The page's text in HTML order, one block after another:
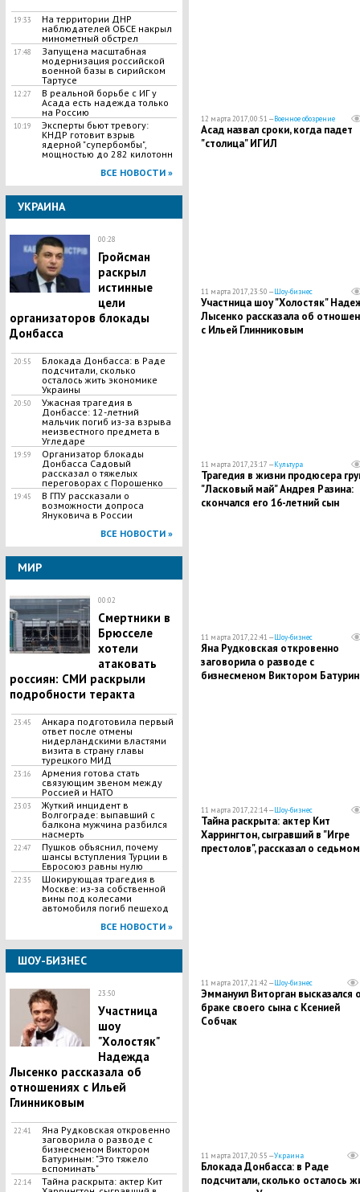
19:33
На территории ДНР
наблюдателей ОБСЕ накрыл
минометный обстрел
17:48
Запущена масштабная
модернизация российской
военной базы в сирийском
Тартусе
12:27
В реальной борьбе с ИГ у
Асада есть надежда только
на Россию
10:19
Эксперты бьют тревогу:
КНДР готовит взрыв
ядерной "супербомбы",
мощностью до 282 килотонн
ВСЕ НОВОСТИ »
УКРАИНА
00:28
Гройсман
раскрыл
истинные
цели
организаторов блокады
Донбасса
20:55
Блокада Донбасса: в Раде
подсчитали, сколько
осталось жить экономике
Украины
20:50
​Ужасная трагедия в
Донбассе: 12-летний
мальчик погиб из-за взрыва
неизвестного предмета в
Угледаре
19:59
Организатор блокады
Донбасса Садовый
рассказал о тяжелых
переговорах с Порошенко
19:45
В ГПУ рассказали о
возможности допроса
Януковича в России
ВСЕ НОВОСТИ »
МИР
00:02
Смертники в
Брюсселе
хотели
атаковать
россиян: СМИ раскрыли
подробности теракта
23:45
Анкара подготовила первый
ответ после отмены
нидерландскими властями
визита в страну главы
турецкого МИД
23:16
Армения готова стать
связующим звеном между
Россией и НАТО
23:03
​Жуткий инцидент в
Волгограде: выпавший с
балкона мужчина разбился
насмерть
22:47
Пушков объяснил, почему
шансы вступления Турции в
Евросоюз равны нулю
22:35
​Шокирующая трагедия в
Москве: из-за собственной
вины под колесами
автомобиля погиб пешеход
ВСЕ НОВОСТИ »
ШОУ-БИЗНЕС
23:50
Участница
шоу
"Холостяк"
Надежда
Лысенко рассказала об
отношениях с Ильей
Глинниковым
22:41
Яна Рудковская откровенно
заговорила о разводе с
бизнесменом Виктором
Батуриным: "Это тяжело
вспоминать"
22:14
Тайна раскрыта: актер Кит
12 марта 2017, 00:51 —Военное обозрение
Асад назвал сроки, когда падет
"столица" ИГИЛ
11 марта 2017, 23:50 —Шоу-бизнес
Участница шоу "Холостяк"
Лысенко рассказала об
с Ильей Глинниковым
11 марта 2017, 23:17 —Культура
Трагедия в жизни продюсера
"Ласковый май" Андрея Разина:
скончался его 16-летний сын
11 марта 2017, 22:41 —Шоу-бизнес
Яна Рудковская откровенно
заговорила о разводе с
бизнесменом Виктором
11 марта 2017, 22:14 —Шоу-бизнес
Тайна раскрыта: актер Кит
Харрингтон, сыгравший в "Игре
престолов", рассказал о седьмом
11 марта 2017, 21:42 —Шоу-бизнес
Эммануил Виторган высказался
браке своего сына с Ксенией
Собчак
11 марта 2017, 20:55 —Украина
Блокада Донбасса: в Раде
подсчитали, сколько осталось